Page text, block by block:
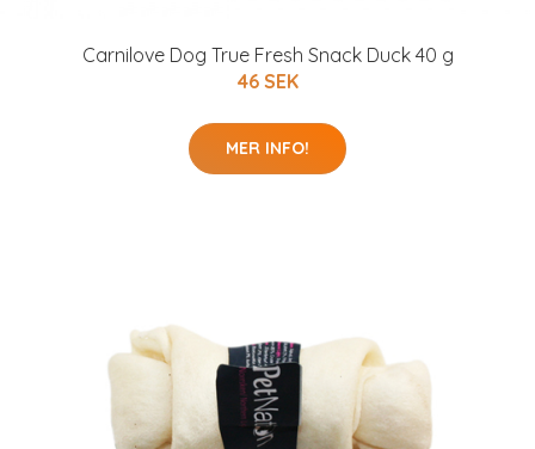
Carnilove Dog True Fresh Snack Duck 40 g
46 SEK
MER INFO!